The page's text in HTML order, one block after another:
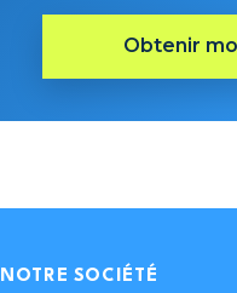
Obtenir
NOTRE SOCIÉTÉ